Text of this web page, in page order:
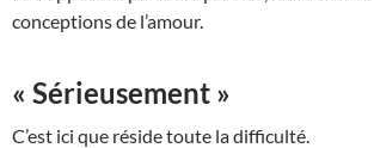
conceptions de l’amour.
« Sérieusement »
C’est ici que réside toute la difficulté.